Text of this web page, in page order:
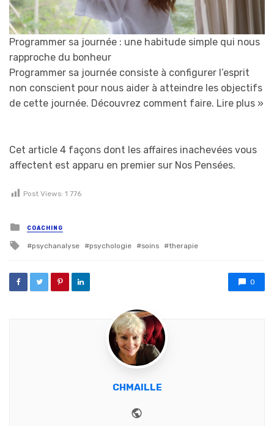
Programmer sa journée : une habitude simple qui nous
rapproche du bonheur
Programmer sa journée consiste à configurer l’esprit
non conscient pour nous aider à atteindre les objectifs
de cette journée. Découvrez comment faire. Lire plus »
Cet article 4 façons dont les affaires inachevées vous
affectent est apparu en premier sur Nos Pensées.
Post Views: 1 776
Posted in
COACHING
Tagged with
psychanalyse psychologie soins therapie
0
CHMAILLE